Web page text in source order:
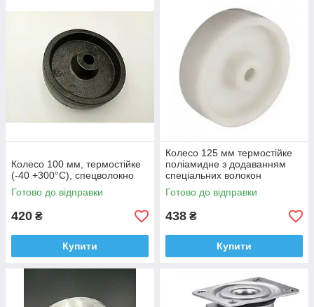
Колесо 100 мм, термостійке
(-40 +300°С), спецволокно
Готово до відправки
420 ₴
Купити
Колесо 125 мм термостійке
поліамидне з додаванням
спеціальних волокон
(-40+150°)
Готово до відправки
438 ₴
Купити